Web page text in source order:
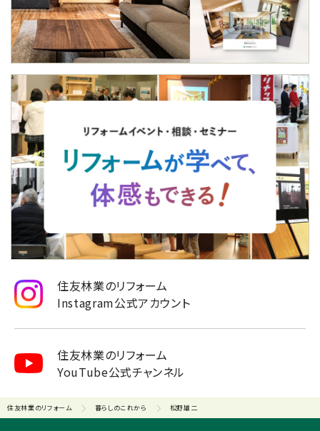
住友林業のリフォーム
YouTube公式チャンネル
住友林業のリフォーム
Instagram公式アカウント
住友林業のリフォーム 暮らしのこれから 松野雄二